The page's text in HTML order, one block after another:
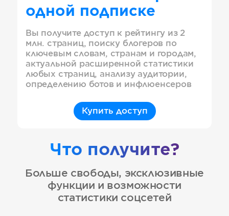
одной подписке
Вы получите доступ к рейтингу из 2
млн. страниц, поиску блогеров по
ключевым словам, странам и городам,
актуальной расширенной статистики
любых страниц, анализу аудитории,
определению ботов и инфлюенсеров
Купить доступ
Что получите?
Больше свободы, эксклюзивные
функции и возможности
статистики соцсетей